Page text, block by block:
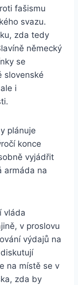
fašismu
svazu.
zda tedy
německý
se
slovenské
i
plánuje
konce
vyjádřit
armáda na
vláda
v proslovu
výdajů na
na místě se v
zda by